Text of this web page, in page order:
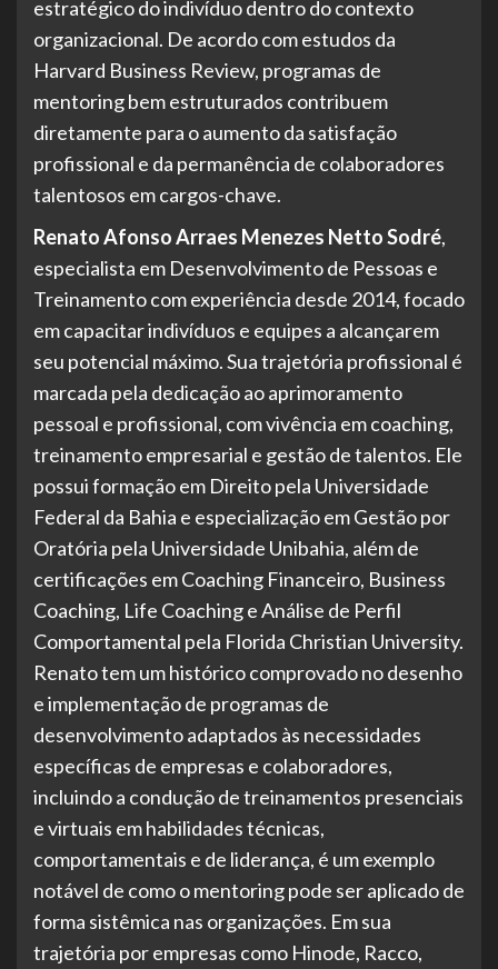
estratégico do indivíduo dentro do contexto
organizacional. De acordo com estudos da
Harvard Business Review, programas de
mentoring bem estruturados contribuem
diretamente para o aumento da satisfação
profissional e da permanência de colaboradores
talentosos em cargos-chave.
Renato Afonso Arraes Menezes Netto Sodré,
especialista em Desenvolvimento de Pessoas e
Treinamento com experiência desde 2014, focado
em capacitar indivíduos e equipes a alcançarem
seu potencial máximo. Sua trajetória profissional é
marcada pela dedicação ao aprimoramento
pessoal e profissional, com vivência em coaching,
treinamento empresarial e gestão de talentos. Ele
possui formação em Direito pela Universidade
Federal da Bahia e especialização em Gestão por
Oratória pela Universidade Unibahia, além de
certificações em Coaching Financeiro, Business
Coaching, Life Coaching e Análise de Perfil
Comportamental pela Florida Christian University.
Renato tem um histórico comprovado no desenho
e implementação de programas de
desenvolvimento adaptados às necessidades
específicas de empresas e colaboradores,
incluindo a condução de treinamentos presenciais
e virtuais em habilidades técnicas,
comportamentais e de liderança, é um exemplo
notável de como o mentoring pode ser aplicado de
forma sistêmica nas organizações. Em sua
trajetória por empresas como Hinode, Racco,